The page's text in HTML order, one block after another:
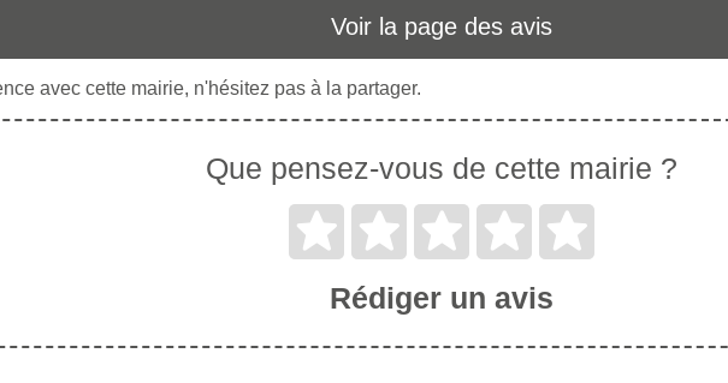
Voir la page des avis
avec cette mairie, n'hésitez pas à la partager.
Que pensez-vous de cette mairie ?
Rédiger un avis